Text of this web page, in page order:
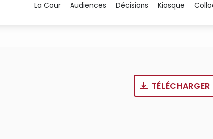
La Cour Audiences Décisions Kiosque
TÉLÉCHARGER